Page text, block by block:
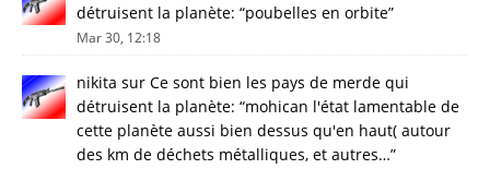
détruisent la planète: “poubelles en orbite”
Mar 30, 12:18
nikita sur Ce sont bien les pays de merde qui
détruisent la planète: “mohican l'état lamentable de
cette planète aussi bien dessus qu'en haut( autour
des km de déchets métalliques, et autres…”